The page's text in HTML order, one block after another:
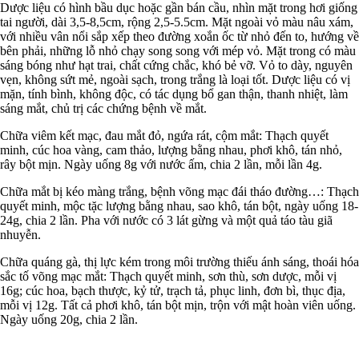
Dược liệu có hình bầu dục hoặc gần bán cầu, nhìn mặt trong hơi giống
tai người, dài 3,5-8,5cm, rộng 2,5-5.5cm. Mặt ngoài vỏ màu nâu xám,
với nhiều vân nổi sắp xếp theo đường xoắn ốc từ nhỏ đến to, hướng về
bên phải, những lỗ nhỏ chạy song song với mép vỏ. Mặt trong có màu
sáng bóng như hạt trai, chất cứng chắc, khó bẻ vỡ. Vỏ to dày, nguyên
vẹn, không sứt mẻ, ngoài sạch, trong trắng là loại tốt. Dược liệu có vị
mặn, tính bình, không độc, có tác dụng bổ gan thận, thanh nhiệt, làm
sáng mắt, chủ trị các chứng bệnh về mắt.
Chữa viêm kết mạc, đau mắt đỏ, ngứa rát, cộm mắt: Thạch quyết
minh, cúc hoa vàng, cam thảo, lượng bằng nhau, phơi khô, tán nhỏ,
rây bột mịn. Ngày uống 8g với nước ấm, chia 2 lần, mỗi lần 4g.
Chữa mắt bị kéo màng trắng, bệnh võng mạc đái tháo đường…: Thạch
quyết minh, mộc tặc lượng bằng nhau, sao khô, tán bột, ngày uống 18-
24g, chia 2 lần. Pha với nước có 3 lát gừng và một quả táo tàu giã
nhuyễn.
Chữa quáng gà, thị lực kém trong môi trường thiếu ánh sáng, thoái hóa
sắc tố võng mạc mắt: Thạch quyết minh, sơn thù, sơn dược, mỗi vị
16g; cúc hoa, bạch thược, kỷ tử, trạch tả, phục linh, đơn bì, thục địa,
mỗi vị 12g. Tất cả phơi khô, tán bột mịn, trộn với mật hoàn viên uống.
Ngày uống 20g, chia 2 lần.